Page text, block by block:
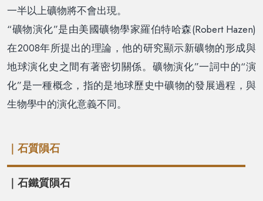
一半以上礦物將不會出現。
“礦物演化”是由美國礦物學家羅伯特哈森(Robert Hazen)
在2008年所提出的理論，他的研究顯示新礦物的形成與
地球演化史之間有著密切關係。礦物演化”一詞中的“演
化”是一種概念，指的是地球歷史中礦物的發展過程，與
生物學中的演化意義不同。
｜石質隕石
｜石鐵質隕石